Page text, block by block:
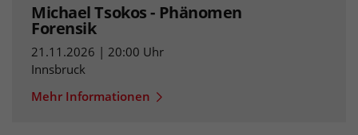
Michael Tsokos - Phänomen
Forensik
21.11.2026 | 20:00 Uhr
Innsbruck
Mehr Informationen